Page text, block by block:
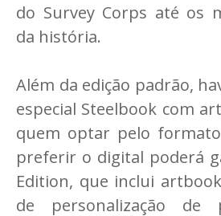
do Survey Corps até os
da história.
Além da edição padrão,
especial Steelbook com
quem optar pelo
preferir o digital poderá
Edition, que inclui
de personalização de